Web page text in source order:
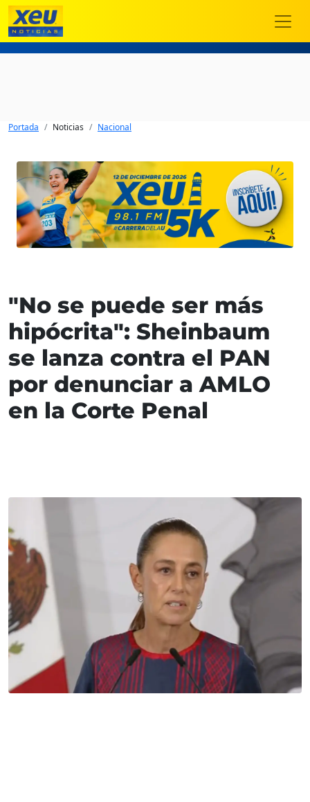
Portada Noticias Nacional
"No se puede ser más
hipócrita": Sheinbaum
se lanza contra el PAN
por denunciar a AMLO
en la Corte Penal